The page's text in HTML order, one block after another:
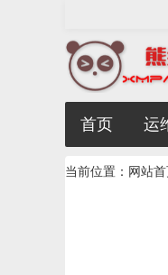
首页 运
当前位置： 网站